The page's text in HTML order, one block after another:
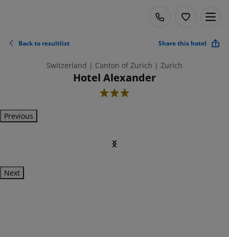
Back to resultlist Share this hotel
Switzerland | Canton of Zurich | Zurich
Hotel Alexander
3
Previous
Next